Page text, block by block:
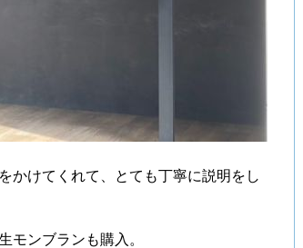
かけてくれて、とても丁寧に説明をし
モンブランも購入。